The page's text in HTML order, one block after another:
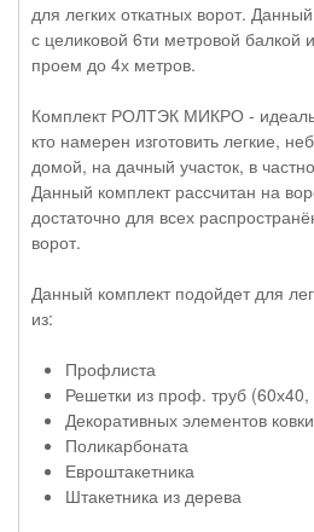
для легких откатных ворот.
с целиковой 6ти метровой балкой
проем до 4х метров.
Комплект РОЛТЭК МИКРО -
кто намерен изготовить легкие,
домой, на дачный участок, в
Данный комплект рассчитан на
достаточно для всех
ворот.
Данный комплект подойдет для
из:
Профлиста
Решетки из проф. труб
Декоративных элементов ковки
Поликарбоната
Евроштакетника
Штакетника из дерева